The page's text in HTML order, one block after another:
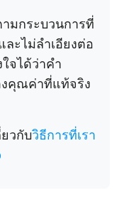
มกระบวนการที่
ะไม่ลำเอียงต่อ
จได้ว่าคำ
งคุณค่าที่แท้จริง
วกับวิธีการที่เรา